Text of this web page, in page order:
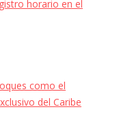
horario en el
como el
del Caribe